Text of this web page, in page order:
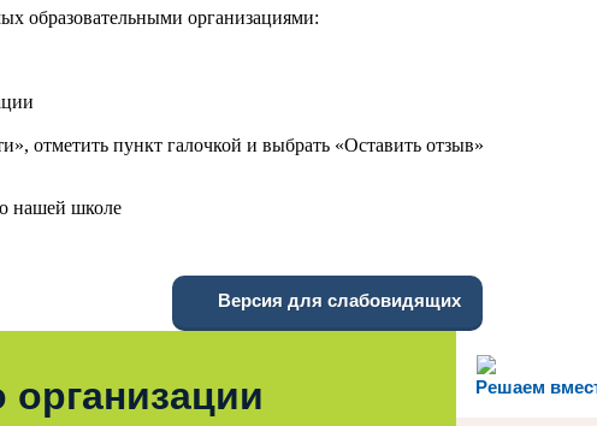
образовательными организациями:
отметить пункт галочкой и выбрать «Оставить отзыв»
нашей школе
Версия для слабовидящих
Решаем